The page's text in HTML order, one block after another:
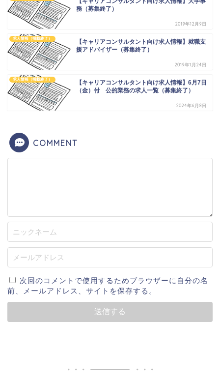
務（募集終了）
2019年12月9日
求人情報（掲載終了）
【キャリアコンサルタント向け求人情報】就職支
援アドバイザー（募集終了）
2019年1月24日
求人情報（掲載終了）
【キャリアコンサルタント向け求人情報】6月7日
（金）付 公的業務の求人一覧（募集終了）
2024年6月8日
COMMENT
次回のコメントで使用するためブラウザーに自分の名
前、メールアドレス、サイトを保存する。